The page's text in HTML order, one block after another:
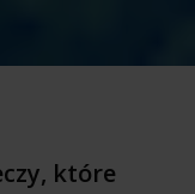
które